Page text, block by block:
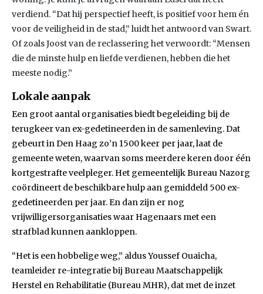
verdiend. “Dat hij perspectief heeft, is positief voor hem én
voor de veiligheid in de stad,” luidt het antwoord van Swart.
Of zoals Joost van de reclassering het verwoordt: “Mensen
die de minste hulp en liefde verdienen, hebben die het
meeste nodig.”
Lokale aanpak
Een groot aantal organisaties biedt begeleiding bij de
terugkeer van ex-gedetineerden in de samenleving. Dat
gebeurt in Den Haag zo’n 1500 keer per jaar, laat de
gemeente weten, waarvan soms meerdere keren door één
kortgestrafte veelpleger. Het gemeentelijk Bureau Nazorg
coördineert de beschikbare hulp aan gemiddeld 500 ex-
gedetineerden per jaar. En dan zijn er nog
vrijwilligersorganisaties waar Hagenaars met een
strafblad kunnen aankloppen.
“Het is een hobbelige weg,” aldus Youssef Ouaicha,
teamleider re-integratie bij Bureau Maatschappelijk
Herstel en Rehabilitatie (Bureau MHR), dat met de inzet